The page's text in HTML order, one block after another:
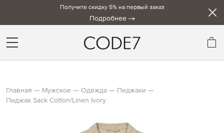
Получите скидку 5% на первый заказ
Подробнее
Главная Мужское Одежда
Пиджаки
Пиджак Sack Cotton/Linen Ivory